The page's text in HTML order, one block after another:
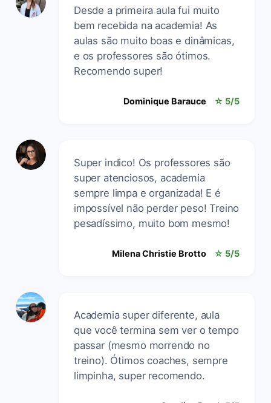
Desde a primeira aula fui muito
bem recebida na academia! As
aulas são muito boas e dinâmicas,
e os professores são ótimos.
Recomendo super!
Dominique Barauce ☆ 5/5
Super indico! Os professores são
super atenciosos, academia
sempre limpa e organizada! E é
impossível não perder peso! Treino
pesadíssimo, muito bom mesmo!
Milena Christie Brotto ☆ 5/5
Academia super diferente, aula
que você termina sem ver o tempo
passar (mesmo morrendo no
treino). Ótimos coaches, sempre
limpinha, super recomendo.